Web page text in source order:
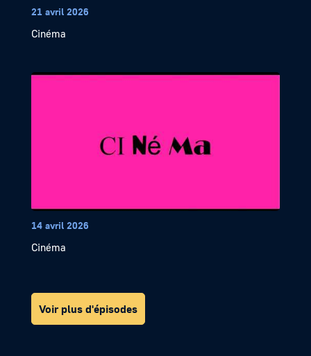
21 avril 2026
Cinéma
14 avril 2026
Cinéma
Voir plus d'épisodes